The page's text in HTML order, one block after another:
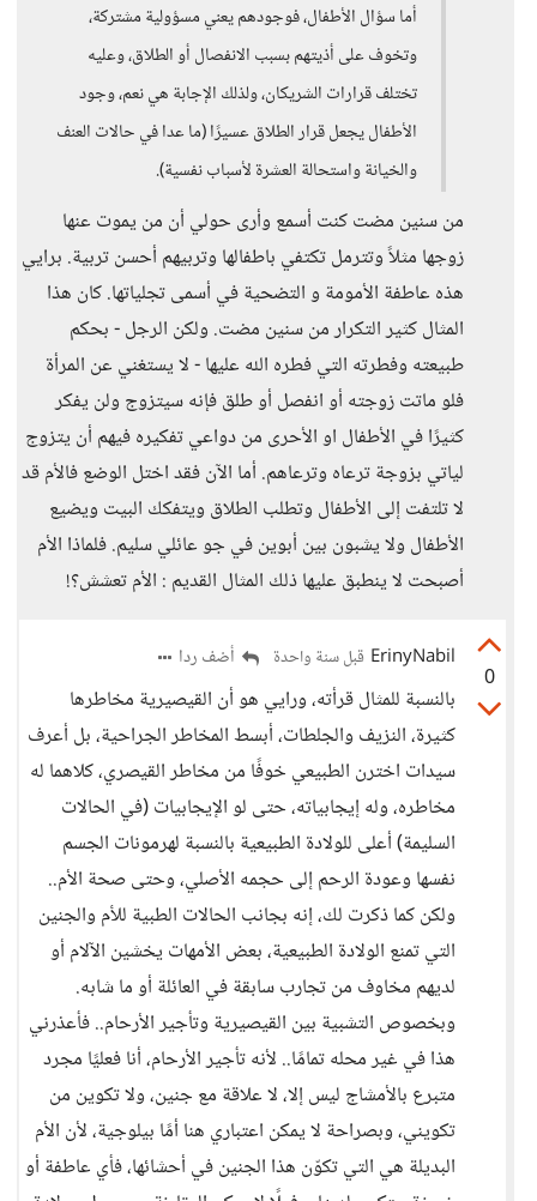
أما سؤال الأطفال، فوجودهم يعني مسؤولية مشتركة،
وتخوف على أذيتهم بسبب الانفصال أو الطلاق، وعليه
تختلف قرارات الشريكان، ولذلك الإجابة هي نعم، وجود
الأطفال يجعل قرار الطلاق عسيرًا (ما عدا في حالات العنف
والخيانة واستحالة العشرة لأسباب نفسية).
من سنين مضت كنت أسمع وأرى حولي أن من يموت عنها
زوجها مثلاً وتترمل تكتفي باطفالها وتربيهم أحسن تربية. برايي
هذه عاطفة الأمومة و التضحية في أسمى تجلياتها. كان هذا
المثال كثير التكرار من سنين مضت. ولكن الرجل - بحكم
طبيعته وفطرته التي فطره الله عليها - لا يستغني عن المرأة
فلو ماتت زوجته أو انفصل أو طلق فإنه سيتزوج ولن يفكر
كثيرًا في الأطفال او الأحرى من دواعي تفكيره فيهم أن يتزوج
لياتي بزوجة ترعاه وترعاهم. أما الآن فقد اختل الوضع فالأم قد
لا تلتفت إلى الأطفال وتطلب الطلاق ويتفكك البيت ويضيع
الأطفال ولا يشبون بين أبوين في جو عائلي سليم. فلماذا الأم
أصبحت لا ينطبق عليها ذلك المثال القديم : الأم تعشش؟!
0
ErinyNabil قبل سنة واحدة أضف ردا
بالنسبة للمثال قرأته، ورايي هو أن القيصيرية مخاطرها
كثيرة، النزيف والجلطات، أبسط المخاطر الجراحية، بل أعرف
سيدات اخترن الطبيعي خوفًا من مخاطر القيصري، كلاهما له
مخاطره، وله إيجابياته، حتى لو الإيجابيات (في الحالات
السليمة) أعلى للولادة الطبيعية بالنسبة لهرمونات الجسم
نفسها وعودة الرحم إلى حجمه الأصلي، وحتى صحة الأم..
ولكن كما ذكرت لك، إنه بجانب الحالات الطبية للأم والجنين
التي تمنع الولادة الطبيعية، بعض الأمهات يخشين الآلام أو
لديهم مخاوف من تجارب سابقة في العائلة أو ما شابه.
وبخصوص التشبية بين القيصيرية وتأجير الأرحام.. فأعذرني
هذا في غير محله تمامًا.. لأنه تأجير الأرحام، أنا فعليًا مجرد
متبرع بالأمشاج ليس إلا، لا علاقة مع جنين، ولا تكوين من
تكويني، وبصراحة لا يمكن اعتباري هنا أمًا بيلوجية، لأن الأم
البديلة هي التي تكوّن هذا الجنين في أحشائها، فأي عاطفة أو